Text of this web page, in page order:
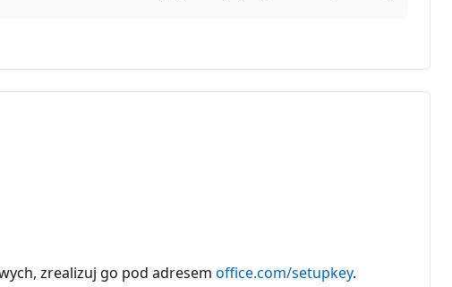
zrealizuj go pod adresem office.com/setupkey.